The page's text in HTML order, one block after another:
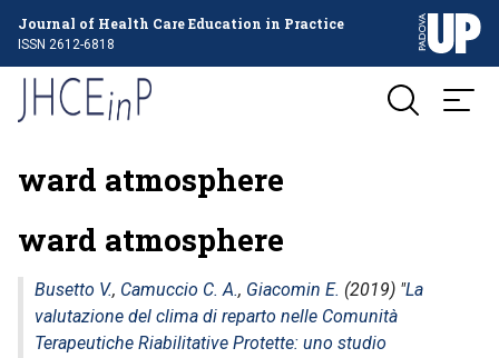
Journal of Health Care Education in Practice
ISSN 2612-6818
ward atmosphere
ward atmosphere
Busetto V., Camuccio C. A., Giacomin E. (2019) "La
valutazione del clima di reparto nelle Comunità
Terapeutiche Riabilitative Protette: uno studio